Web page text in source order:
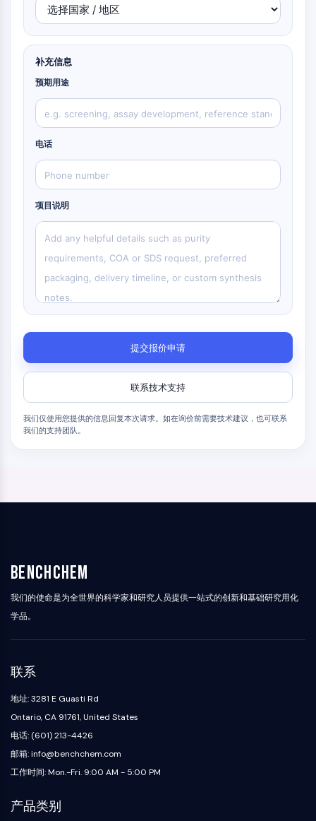
CXC趋化因子受体
NOD样受体 (NLR)
糖皮质激素受体
Toll样受体
一氧化氮合酶
白细胞介素相关
环氧化酶
活性氧
细胞凋亡
细胞凋亡
铁死亡
外在途径同义词：死亡受体介导途径
细胞凋亡
神经元信号
神经元信号
Slit蛋白
二氢神经酰胺去饱和酶1 (DES1)
TSPO
二甲基精氨酸酶
豆荚蛋白
腺苷激酶
朊蛋白
PINK1/Parkin
GPR55
OGA
适配器相关激酶1
降钙素基因相关肽受体
葡萄糖神经酰胺合成酶
神经降压素受体
褪黑素受体
补充信息
预期用途
电话
项目说明
提交报价申请
联系技术支持
我们仅使用您提供的信息回复本次请求。如在询价前需要技术建议，也可联系
我们的支持团队。
BenchChem
我们的使命是为全世界的科学家和研究人员提供一站式的创新和基础研究用化
学品。
联系
地址: 3281 E Guasti Rd
Ontario, CA 91761, United States
电话: (601) 213-4426
邮箱: info@benchchem.com
工作时间: Mon.-Fri. 9:00 AM - 5:00 PM
产品类别